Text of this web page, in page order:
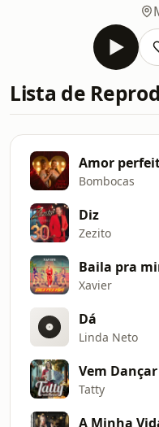
Lista de
Amor
Bombocas
Diz
Zezito
Baila pra
Xavier
Dá
Linda Neto
Vem Dançar
Tatty
A Minha